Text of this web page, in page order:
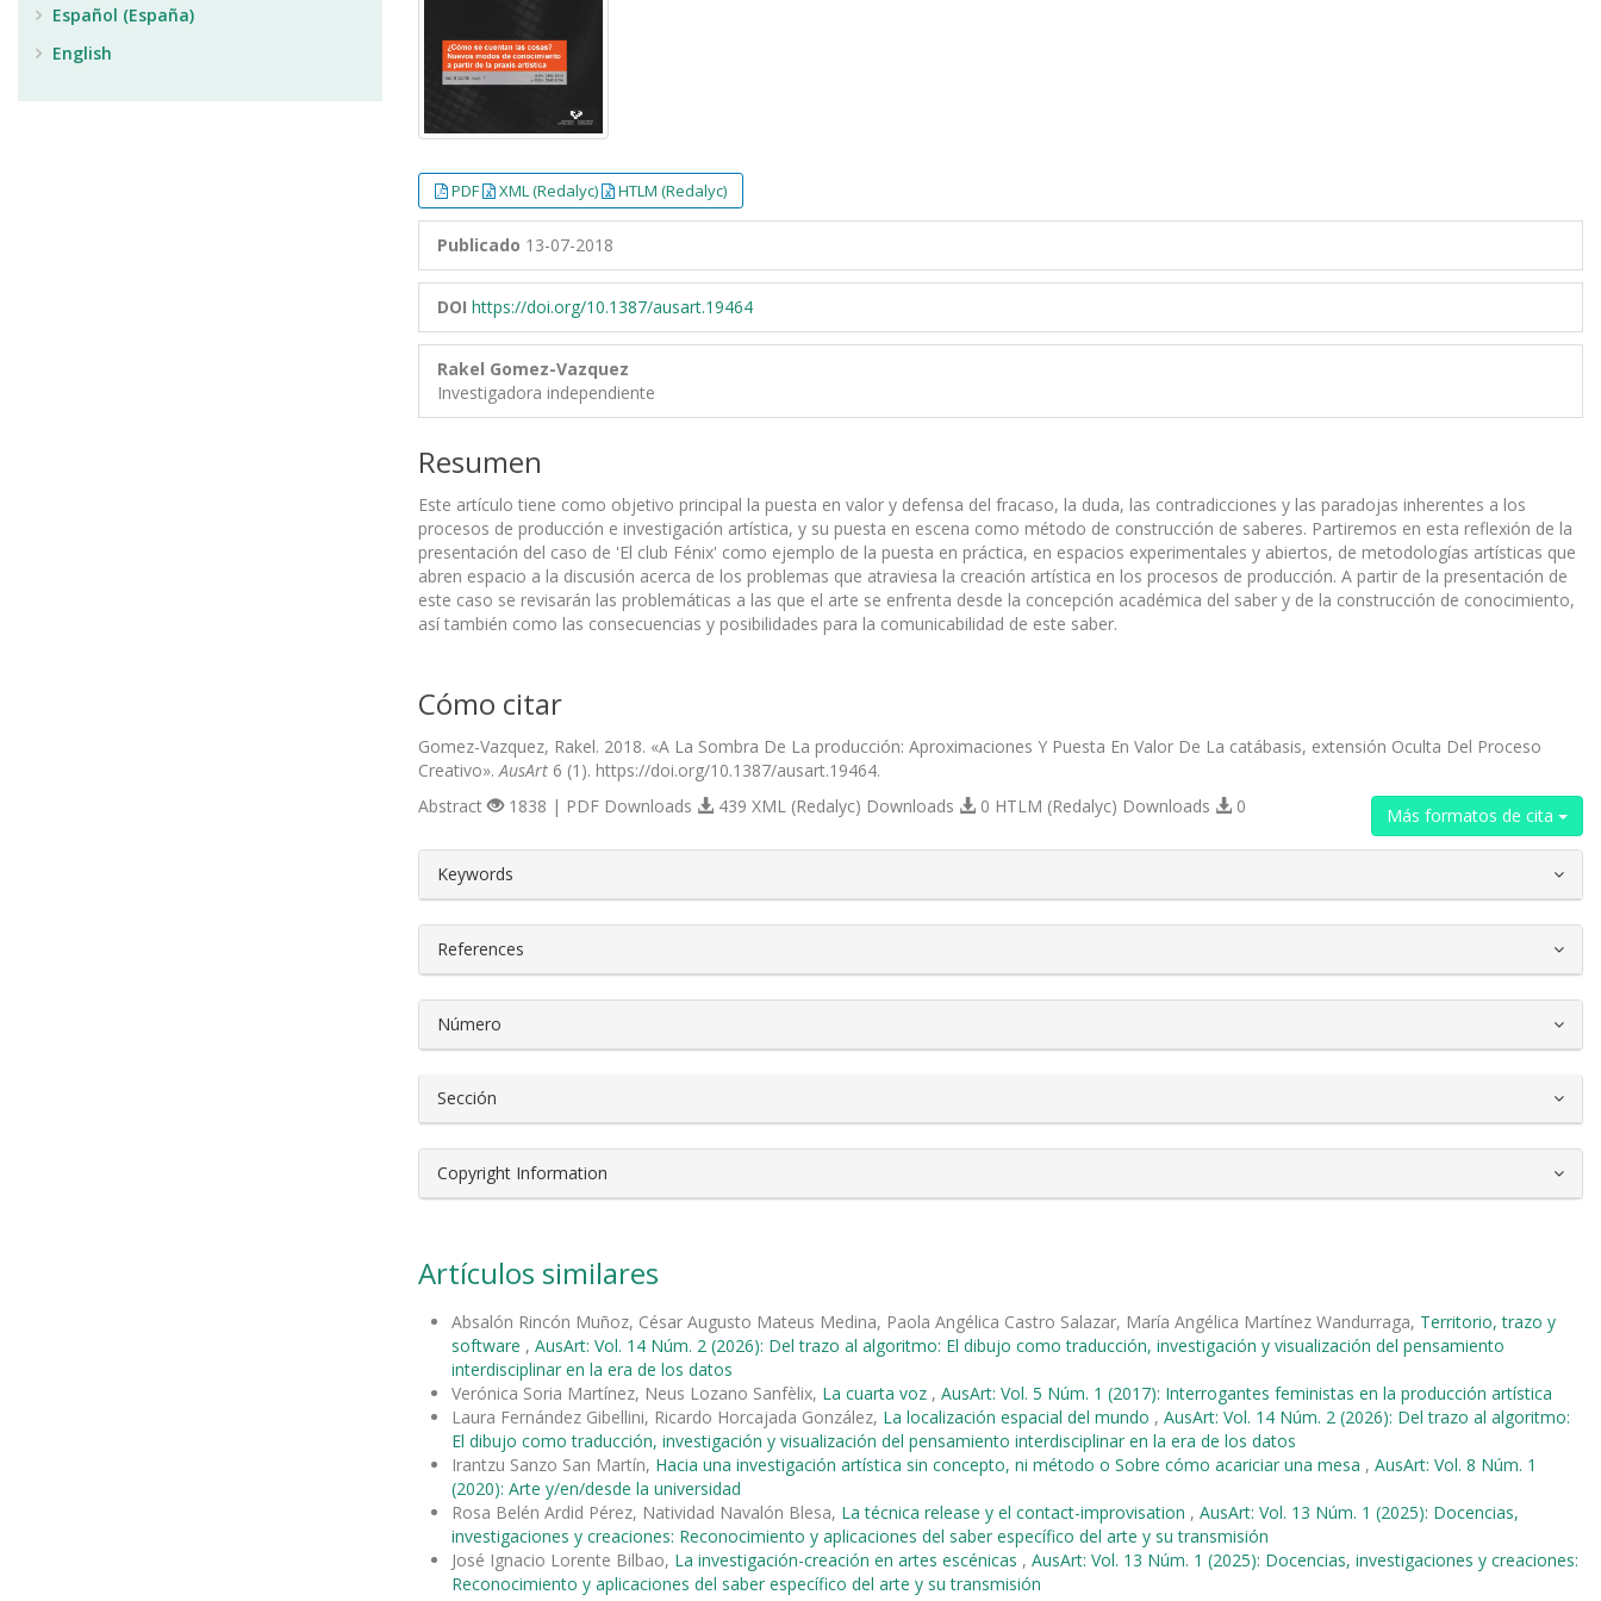
PDF XML (Redalyc) HTLM (Redalyc)
Publicado 13-07-2018
DOI https://doi.org/10.1387/ausart.19464
Rakel Gomez-Vazquez
Investigadora independiente
Resumen
Este artículo tiene como objetivo principal la puesta en valor y defensa del fracaso, la duda, las contradicciones y las paradojas inherentes a los
procesos de producción e investigación artística, y su puesta en escena como método de construcción de saberes. Partiremos en esta reflexión de la
presentación del caso de 'El club Fénix' como ejemplo de la puesta en práctica, en espacios experimentales y abiertos, de metodologías artísticas que
abren espacio a la discusión acerca de los problemas que atraviesa la creación artística en los procesos de producción. A partir de la presentación de
este caso se revisarán las problemáticas a las que el arte se enfrenta desde la concepción académica del saber y de la construcción de conocimiento,
así también como las consecuencias y posibilidades para la comunicabilidad de este saber.
Cómo citar
Gomez-Vazquez, Rakel. 2018. «A La Sombra De La producción: Aproximaciones Y Puesta En Valor De La catábasis, extensión Oculta Del Proceso
Creativo». AusArt 6 (1). https://doi.org/10.1387/ausart.19464.
Más formatos de cita
Abstract 1838 | PDF Downloads 439 XML (Redalyc) Downloads 0 HTLM (Redalyc) Downloads 0
##plugins.themes.bootstrap3.article.details##
Keywords
References
Número
Sección
Copyright Information
Artículos similares
Absalón Rincón Muñoz, César Augusto Mateus Medina, Paola Angélica Castro Salazar, María Angélica Martínez Wandurraga, Territorio, trazo y
software , AusArt: Vol. 14 Núm. 2 (2026): Del trazo al algoritmo: El dibujo como traducción, investigación y visualización del pensamiento
interdisciplinar en la era de los datos
Verónica Soria Martínez, Neus Lozano Sanfèlix, La cuarta voz , AusArt: Vol. 5 Núm. 1 (2017): Interrogantes feministas en la producción artística
Laura Fernández Gibellini, Ricardo Horcajada González, La localización espacial del mundo , AusArt: Vol. 14 Núm. 2 (2026): Del trazo al algoritmo:
El dibujo como traducción, investigación y visualización del pensamiento interdisciplinar en la era de los datos
Irantzu Sanzo San Martín, Hacia una investigación artística sin concepto, ni método o Sobre cómo acariciar una mesa , AusArt: Vol. 8 Núm. 1
(2020): Arte y/en/desde la universidad
Rosa Belén Ardid Pérez, Natividad Navalón Blesa, La técnica release y el contact-improvisation , AusArt: Vol. 13 Núm. 1 (2025): Docencias,
investigaciones y creaciones: Reconocimiento y aplicaciones del saber específico del arte y su transmisión
José Ignacio Lorente Bilbao, La investigación-creación en artes escénicas , AusArt: Vol. 13 Núm. 1 (2025): Docencias, investigaciones y creaciones:
Reconocimiento y aplicaciones del saber específico del arte y su transmisión
Español (España)
English